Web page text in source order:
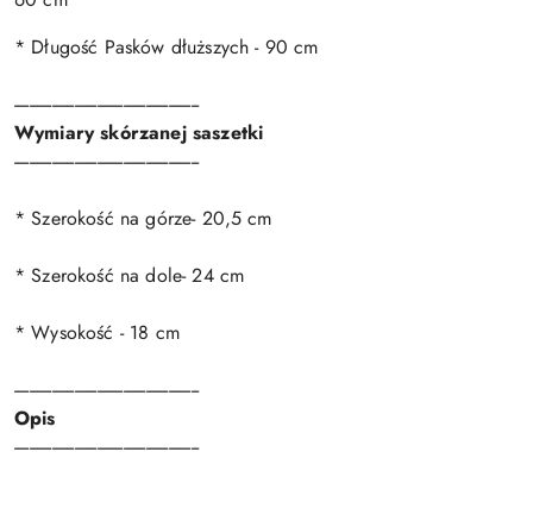
* Długość Pasków dłuższych - 90 cm
-------------------------------------------------
Wymiary skórzanej saszetki
-------------------------------------------------
* Szerokość na górze- 20,5 cm
* Szerokość na dole- 24 cm
* Wysokość - 18 cm
-------------------------------------------------
Opis
-------------------------------------------------